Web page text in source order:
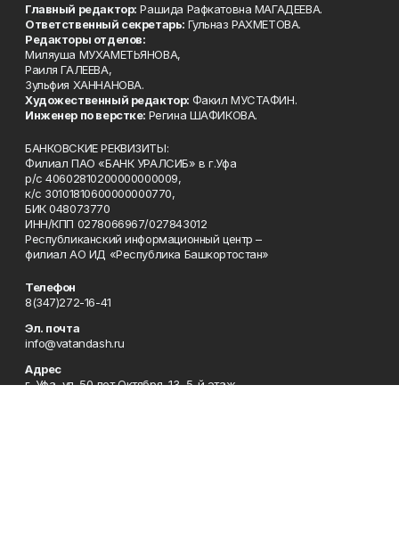
Главный редактор: Рашида Рафкатовна МАГАДЕЕВА.
Ответственный секретарь: Гульназ РАХМЕТОВА.
Редакторы отделов:
Миляуша МУХАМЕТЬЯНОВА,
Раиля ГАЛЕЕВА,
Зульфия ХАННАНОВА.
Художественный редактор: Факил МУСТАФИН.
Инженер по верстке: Регина ШАФИКОВА.
БАНКОВСКИЕ РЕКВИЗИТЫ:
Филиал ПАО «БАНК УРАЛСИБ» в г.Уфа
р/с 40602810200000000009,
к/с 30101810600000000770,
БИК 048073770
ИНН/КПП 0278066967/027843012
Республиканский информационный центр –
филиал АО ИД «Республика Башкортостан»
Телефон
8(347)272-16-41
Эл. почта
info@vatandash.ru
Адрес
г. Уфа, ул. 50 лет Октября, 13, 5-й этаж